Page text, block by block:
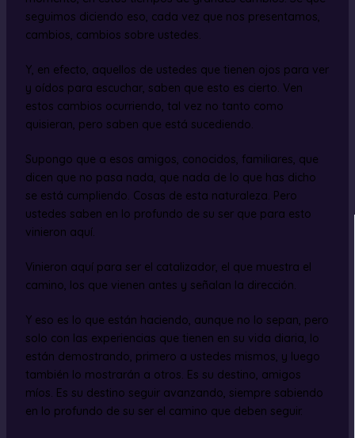
seguimos diciendo eso, cada vez que nos presentamos,
cambios, cambios sobre ustedes.
Y, en efecto, aquellos de ustedes que tienen ojos para ver
y oídos para escuchar, saben que esto es cierto. Ven
estos cambios ocurriendo, tal vez no tanto como
quisieran, pero saben que está sucediendo.
Supongo que a esos amigos, conocidos, familiares, que
dicen que no pasa nada, que nada de lo que has dicho
se está cumpliendo. Cosas de esta naturaleza. Pero
ustedes saben en lo profundo de su ser que para esto
vinieron aquí.
Vinieron aquí para ser el catalizador, el que muestra el
camino, los que vienen antes y señalan la dirección.
Y eso es lo que están haciendo, aunque no lo sepan, pero
solo con las experiencias que tienen en su vida diaria, lo
están demostrando, primero a ustedes mismos, y luego
también lo mostrarán a otros. Es su destino, amigos
míos. Es su destino seguir avanzando, siempre sabiendo
en lo profundo de su ser el camino que deben seguir.